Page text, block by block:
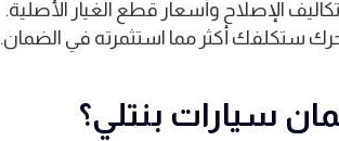
الإصلاح وأسعار قطع الغيار الأصلية.
ستكلفك أكثر مما استثمرته في الضمان.
سيارات بنتلي؟